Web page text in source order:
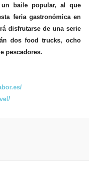
baile popular, al que
feria gastronómica en
disfrutarse de una serie
dos food trucks, ocho
pescadores.